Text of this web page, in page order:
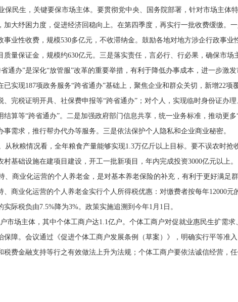
保民生，关键要保市场主体。要贯彻党中央、国务院部署，针对市场主体
加大纾困力度，促进经济回稳向上。在第四季度，再实行一批收费缓缴。
事业性收费，规模530多亿元，不收滞纳金。鼓励各地对地方涉企行政事业
量保证金，规模约630亿元。三是落实责任，言必行、行必果，确保市场
通办”是深化“放管服”改革的重要举措，有利于降低办事成本，进一步激
实现187项政务服务“跨省通办”基础上，聚焦企业和群众关切，新增22项
、完税证明开具、社保费申报等“跨省通办”；对个人，实现临时身份证办
算等“跨省通办”。二是加强政府部门信息共享，统一业务标准，推动更多
需求，推行帮办代办等服务。三是依法保护个人隐私和企业商业秘密。
从秋粮情况看，全年粮食产量能够实现1.3万亿斤以上目标。要不误农时抢
基础设施在建项目建设，开工一批新项目，年内完成投资3000亿元以上。
、商业化运营的个人养老金，是对基本养老保险的补充，有利于更好满足
、商业化运营的个人养老金实行个人所得税优惠：对缴费者按每年12000元
际税负由7.5%降为3%。政策实施追溯到今年1月1日。
市场主体，其中个体工商户达1.1亿户。个体工商户对促就业惠民生扩需
保障。会议通过《促进个体工商户发展条例（草案）》，明确实行平等准
税费金融支持等行之有效做法上升为法规；个体工商户要依法诚信经营，